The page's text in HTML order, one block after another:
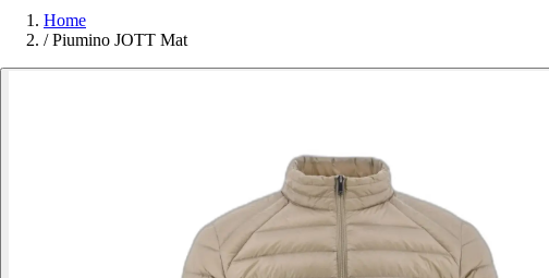
Home
/ Piumino JOTT Mat